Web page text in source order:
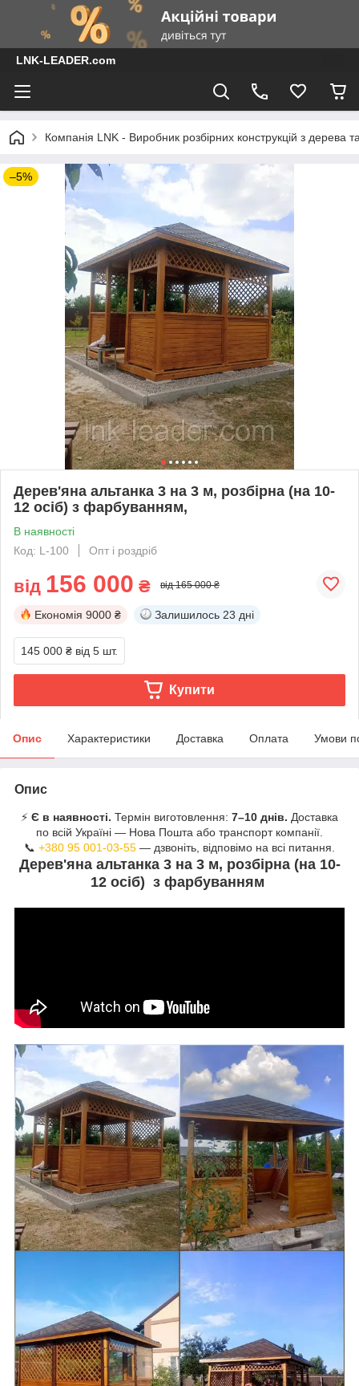
LNK-LEADER.com
Компанія LNK - Виробник розбірних конструкцій з дерева
–5%
Дерев'яна альтанка 3 на 3 м, розбірна (на 10-
12 осіб) з фарбуванням,
В наявності
Код: L-100
Опт і роздріб
від 156 000 ₴ від 165 000 ₴
Економія 9000 ₴ Залишилось 23 дні
145 000 ₴ від 5 шт.
Купити
Опис Характеристики Доставка Оплата Умови
Опис
⚡ Є в наявності. Термін виготовлення: 7–10 днів. Доставка
по всій Україні — Нова Пошта або транспорт компанії.
📞 +380 95 001-03-55 — дзвоніть, відповімо на всі питання.
Дерев'яна альтанка 3 на 3 м, розбірна (на 10-
12 осіб) з фарбуванням